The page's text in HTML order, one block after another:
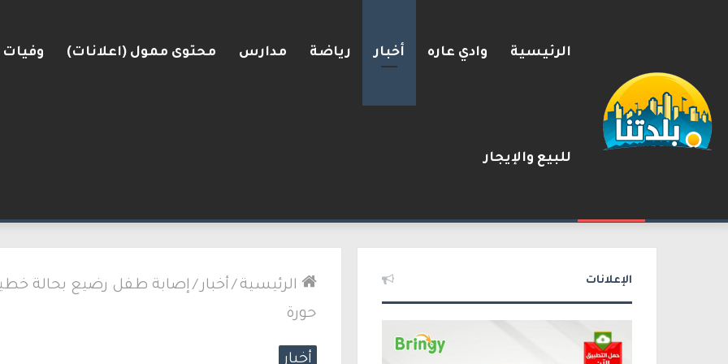
الرئيسية وادي عاره أخبار رياضة مدارس محتوى ممول (اعلانات) وفيات
للبيع والإيجار
الرئيسية / أخبار / إصابة طفل رضيع بحالة
حورة
أخبار
الإعلانات